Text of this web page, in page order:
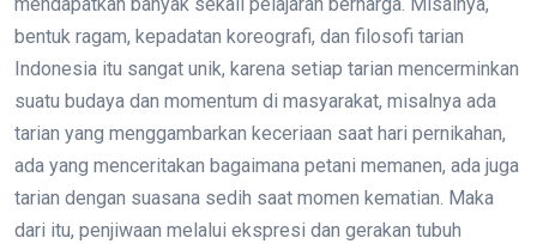
bentuk ragam, kepadatan koreografi, dan filosofi tarian
Indonesia itu sangat unik, karena setiap tarian mencerminkan
suatu budaya dan momentum di masyarakat, misalnya ada
tarian yang menggambarkan keceriaan saat hari pernikahan,
ada yang menceritakan bagaimana petani memanen, ada juga
tarian dengan suasana sedih saat momen kematian. Maka
dari itu, penjiwaan melalui ekspresi dan gerakan tubuh